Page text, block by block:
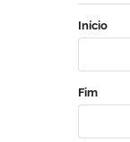
Início
Fim